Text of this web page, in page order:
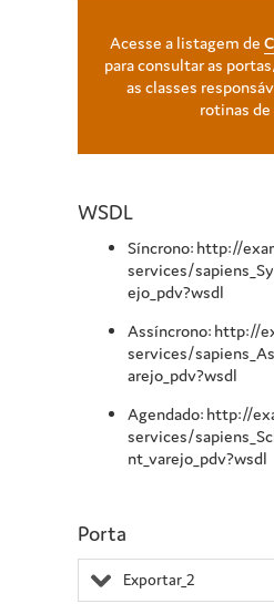
Acesse a listagem de
para consultar as
as classes
rotinas
WSDL
Síncrono: http://
services/
ejo_pdv?wsdl
Assíncrono: http://
services/
arejo_pdv?wsdl
Agendado: http://
services/
nt_varejo_pdv?wsdl
Porta
Exportar_2